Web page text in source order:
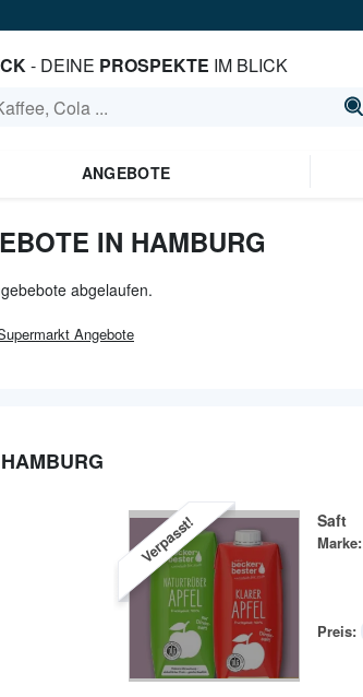
- DEINE PROSPEKTE IM BLICK
ANGEBOTE
IN HAMBURG
abgelaufen.
Angebote
Verpasst! Saft
Marke:
Preis: